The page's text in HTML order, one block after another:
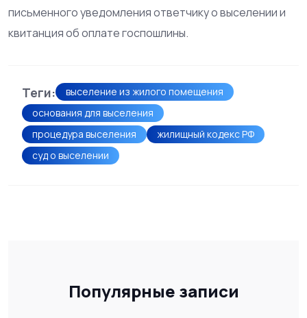
письменного уведомления ответчику о выселении и
квитанция об оплате госпошлины.
Теги:
выселение из жилого помещения
основания для выселения
процедура выселения
жилищный кодекс РФ
суд о выселении
Популярные записи